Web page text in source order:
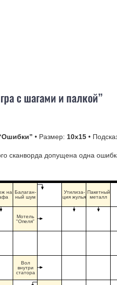
с шагами и палкой”
• Размер: 10х15 •
сканворда допущена одна
на Балаган-
ный шум
Утилиза-
ция жулья
Пакетный
металл
Мотель
"Опеля"
Вол
внутри
статора